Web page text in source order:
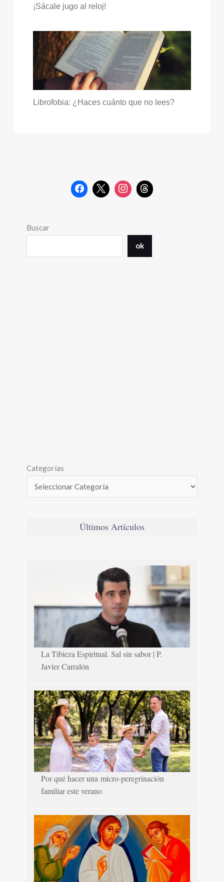
¡Sácale jugo al reloj!
Librofobia: ¿Haces cuánto que no lees?
Buscar
ok
Categorías
Últimos Artículos
La Tibieza Espiritual. Sal sin sabor | P.
Javier Carralón
Por qué hacer una micro-peregrinación
familiar este verano